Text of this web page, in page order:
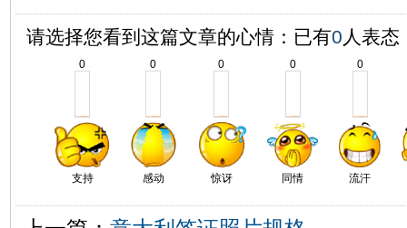
请选择您看到这篇文章的心情：已有0 人表态
0
支持
0
感动
0
惊讶
0
同情
0
流汗